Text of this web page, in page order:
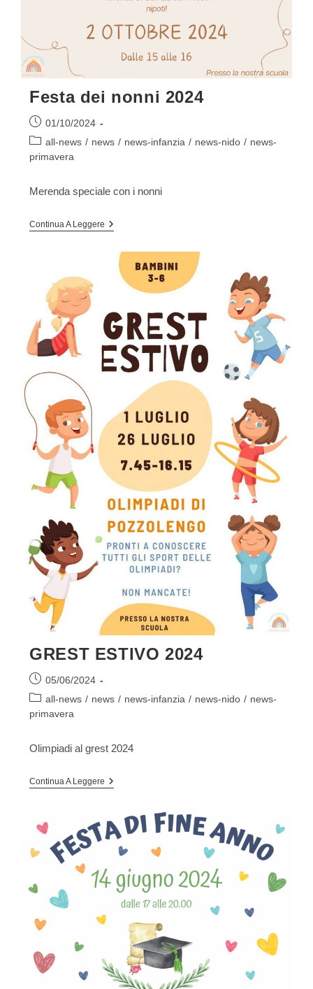
Festa dei nonni 2024
Articolo
pubblicato:
01/10/2024
Categoria
dell'articolo:
all-news / news / news-infanzia / news-nido / news-
primavera
Merenda speciale con i nonni
Continua A Leggere Festa
2024
GREST ESTIVO 2024
Articolo
pubblicato:
05/06/2024
Categoria
dell'articolo:
all-news / news / news-infanzia / news-nido / news-
primavera
Olimpiadi al grest 2024
Continua A Leggere GREST